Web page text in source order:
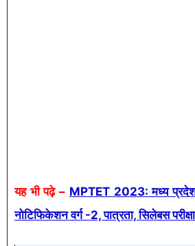
यह भी पढ़े – MPTET 2023: मध्य प्रदेश
नोटिफिकेशन वर्ग -2, पात्रता, सिलेबस